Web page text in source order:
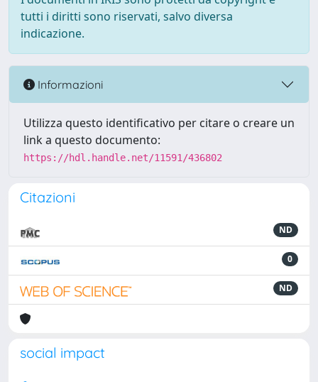
tutti i diritti sono riservati, salvo diversa
indicazione.
Informazioni
Utilizza questo identificativo per citare o creare un
link a questo documento:
https://hdl.handle.net/11591/436802
Citazioni
ND
0
ND
social impact